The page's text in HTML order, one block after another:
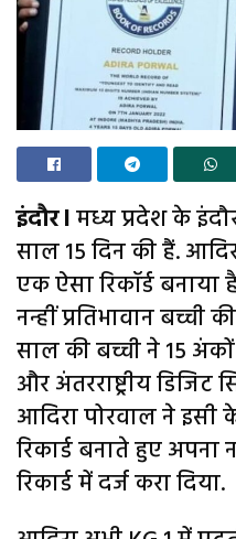
इंदौर lमध्य प्रदेश के
साल 15 दिन की हैं.
एक ऐसा रिकॉर्ड
नन्हीं प्रतिभावान
साल की बच्ची ने 15
और अंतरराष्ट्रीय
आदिरा पोरवाल ने
रिकार्ड बनाते हुए
रिकार्ड में दर्ज करा दिया.